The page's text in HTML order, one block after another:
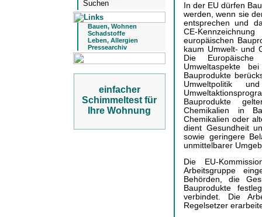
Bauen, Wohnen
Schadstoffe
Leben, Allergien
Pressearchiv
einfacher
Schimmeltest für
Ihre Wohnung
In der EU dürfen
werden, wenn sie
entsprechen und
CE-
europäischen
kaum Umwelt- und
Die
Umweltaspekte
Bauprodukte
Umweltpolitik
Bauprodukte
Chemikalien in
Chemikalien oder
dient Gesundheit
sowie geringere
unmittelbarer
Die EU-
Arbeitsgruppe
Behörden, die
Bauprodukte
verbindet. Die
Regelsetzer